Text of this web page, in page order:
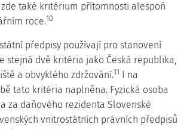
zde také kritérium přítomnosti alespoň
roce.10
předpisy používají pro stanovení
stejná dvě kritéria jako Česká republika,
a obvyklého zdržování.11 I na
tato kritéria naplněna. Fyzická osoba
za daňového rezidenta Slovenské
vnitrostátních právních předpisů